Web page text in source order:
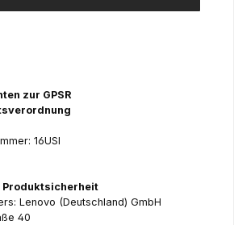
zur GPSR
16USI
Produktsicherheit
Lenovo (Deutschland) GmbH
40